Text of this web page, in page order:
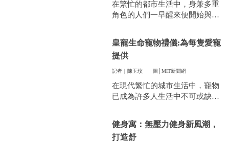
在繁忙的都市生活中，身兼多重
角色的人們一早醒來便開始與時
皇寵生命寵物禮儀:為每隻愛寵
提供
記者｜陳玉玟 圖│MIT新聞網
在現代繁忙的城市生活中，寵物
已成為許多人生活中不可或缺的
藉。當愛寵的生命走到盡頭時，
飼主們往往陷入深深的悲傷，而
健身寓：無壓力健身新風潮，
打造舒